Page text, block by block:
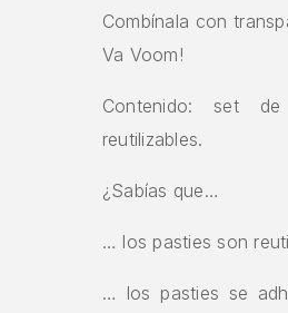
Combínala con
Va Voom!
Contenido: set
reutilizables.
¿Sabías que…
… los pasties son
… los pasties se